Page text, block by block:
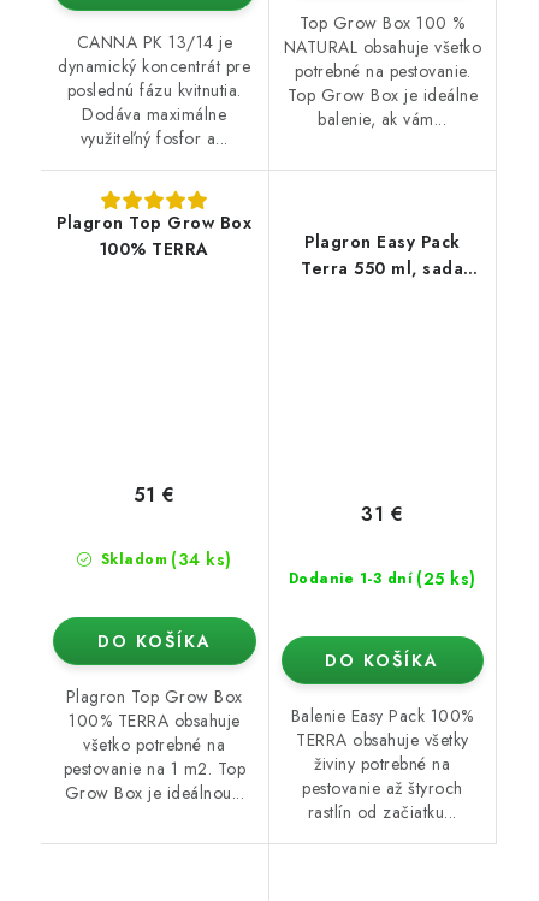
CANNA PK 13/14 je
dynamický koncentrát pre
poslednú fázu kvitnutia.
Dodáva maximálne
využiteľný fosfor a...
Top Grow Box 100 %
NATURAL obsahuje všetko
potrebné na pestovanie.
Top Grow Box je ideálne
balenie, ak vám...
Plagron Top Grow Box
100% TERRA
Skladom (34 ks)
51 €
DO KOŠÍKA
Plagron Top Grow Box
100% TERRA obsahuje
všetko potrebné na
pestovanie na 1 m2. Top
Grow Box je ideálnou...
Plagron Easy Pack
Terra 550 ml, sada
Dodanie 1-3 dní (25 ks)
31 €
DO KOŠÍKA
Balenie Easy Pack 100%
TERRA obsahuje všetky
živiny potrebné na
pestovanie až štyroch
rastlín od začiatku...